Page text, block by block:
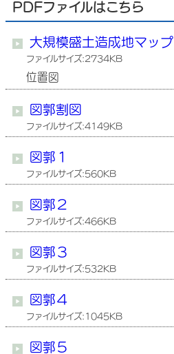
PDFファイルはこちら
大規模盛土造成地マップ
ファイルサイズ:2734KB
位置図
図郭割図
ファイルサイズ:4149KB
図郭１
ファイルサイズ:560KB
図郭２
ファイルサイズ:466KB
図郭３
ファイルサイズ:532KB
図郭４
ファイルサイズ:1045KB
図郭５